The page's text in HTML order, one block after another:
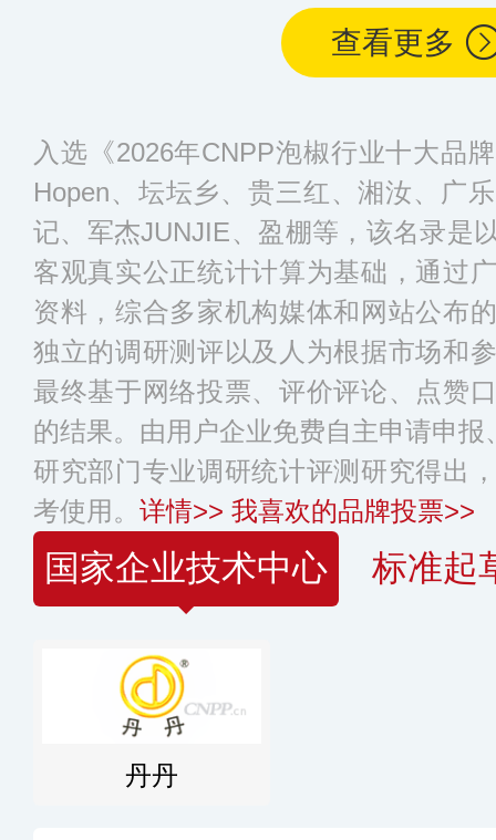
查看更多
入选《2026年CNPP泡椒行业十大品
Hopen、坛坛乡、贵三红、湘汝、广
记、军杰JUNJIE、盈棚等，该名录是
客观真实公正统计计算为基础，通过
资料，综合多家机构媒体和网站公布
独立的调研测评以及人为根据市场和
最终基于网络投票、评价评论、点赞
的结果。由用户企业免费自主申请申
研究部门专业调研统计评测研究得出
考使用。 详情>> 我喜欢的品牌投票>>
国家企业技术中心 标准起
丹丹